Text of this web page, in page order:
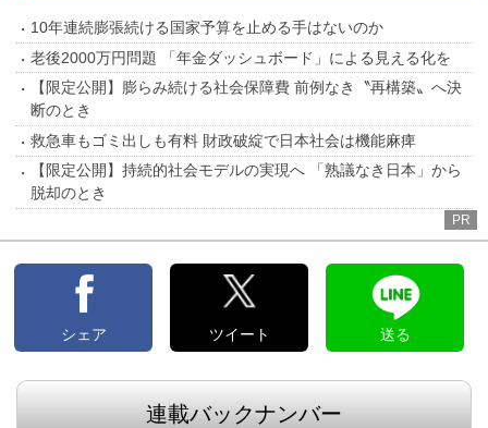
10年連続膨張続ける国家予算を止める手はないのか
老後2000万円問題 「年金ダッシュボード」による見える化を
【限定公開】膨らみ続ける社会保障費 前例なき〝再構築〟へ決
断のとき
救急車もゴミ出しも有料 財政破綻で日本社会は機能麻痺
【限定公開】持続的社会モデルの実現へ 「熟議なき日本」から
脱却のとき
PR
シェア ツイート 送る
連載バックナンバー